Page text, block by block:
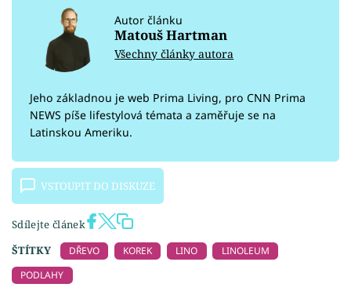
Autor článku
Matouš Hartman
Všechny články autora
Jeho základnou je web Prima Living, pro CNN Prima
NEWS píše lifestylová témata a zaměřuje se na
Latinskou Ameriku.
VSTOUPIT DO DISKUZE
Sdílejte článek
ŠTÍTKY
DŘEVO KOREK LINO
LINOLEUM
PODLAHY